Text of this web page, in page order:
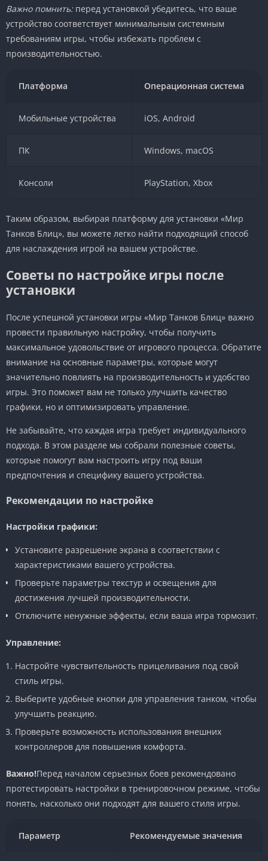
Важно помнить:перед установкой убедитесь, что ваше
устройство соответствует минимальным системным
требованиям игры, чтобы избежать проблем с
производительностью.
Платформа Операционная система
Мобильные устройства iOS, Android
ПК Windows, macOS
Консоли PlayStation, Xbox
Таким образом, выбирая платформу для установки «Мир
Танков Блиц», вы можете легко найти подходящий способ
для наслаждения игрой на вашем устройстве.
Советы по настройке игры после
установки
После успешной установки игры «Мир Танков Блиц» важно
провести правильную настройку, чтобы получить
максимальное удовольствие от игрового процесса. Обратите
внимание на основные параметры, которые могут
значительно повлиять на производительность и удобство
игры. Это поможет вам не только улучшить качество
графики, но и оптимизировать управление.
Не забывайте, что каждая игра требует индивидуального
подхода. В этом разделе мы собрали полезные советы,
которые помогут вам настроить игру под ваши
предпочтения и специфику вашего устройства.
Рекомендации по настройке
Настройки графики:
Установите разрешение экрана в соответствии с
характеристиками вашего устройства.
Проверьте параметры текстур и освещения для
достижения лучшей производительности.
Отключите ненужные эффекты, если ваша игра тормозит.
Управление:
Настройте чувствительность прицеливания под свой
стиль игры.
Выберите удобные кнопки для управления танком, чтобы
улучшить реакцию.
Проверьте возможность использования внешних
контроллеров для повышения комфорта.
Важно!Перед началом серьезных боев рекомендовано
протестировать настройки в тренировочном режиме, чтобы
понять, насколько они подходят для вашего стиля игры.
Параметр Рекомендуемые значения